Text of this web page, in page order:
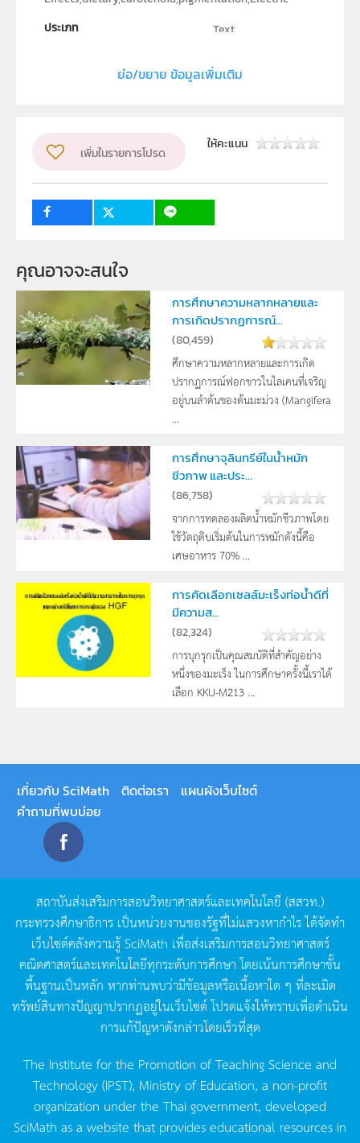
ประเภท
Text
Department of Biology, Faculty of science, Thuksin
Napawan Munyanon
ระดับชั้น
ม.4, ม.5, ม.6
กลุ่มเป้าหมาย
ย่อ/ขยาย ข้อมูลเพิ่มเติม
เพิ่มในรายการโปรด
ให้คะแนน
คุณอาจจะสนใจ
การศึกษาความหลากหลายและ
การเกิดปรากฏการณ์...
(80,459)
ศึกษาความหลากหลายและการเกิด
ปรากฏการณ์ฟอกขาวในไลเคนที่เจริญ
อยู่บนลำต้นของต้นมะม่วง (Mangifera
...
การศึกษาจุลินทรีย์ในน้ำหมัก
ชีวภาพ และประ...
(86,758)
จากการทดลองผลิตน้ำหมักชีวภาพโดย
ใช้วัตถุดิบเริ่มต้นในการหมักดังนี้คือ
เศษอาหาร 70% ...
การคัดเลือกเซลล์มะเร็งท่อน้ำดีที่
มีความส...
(82,324)
การบุกรุกเป็นคุณสมบัติที่สำคัญอย่าง
หนึ่งของมะเร็ง ในการศึกษาครั้งนี้เราได้
เลือก KKU-M213 ...
เกี่ยวกับ SciMath ติดต่อเรา
แผนผังเว็บไซต์
คำถามที่พบบ่อย
สถาบันส่งเสริมการสอนวิทยาศาสตร์และเทคโนโลยี (สสวท.)
กระทรวงศึกษาธิการ เป็นหน่วยงานของรัฐที่ไม่แสวงหากำไรได้จัดทำ
เว็บไซต์คลังความรู้SciMath เพื่อส่งเสริมการสอนวิทยาศาสตร์
คณิตศาสตร์และเทคโนโลยีทุกระดับการศึกษา โดยเน้นการศึกษาขั้น
พื้นฐานเป็นหลัก หากท่านพบว่ามีข้อมูลหรือเนื้อหาใด ๆ ที่ละเมิด
ทรัพย์สินทางปัญญาปรากฏอยู่ในเว็บไซต์โปรดแจ้งให้ทราบเพื่อดำเนิน
การแก้ปัญหาดังกล่าวโดยเร็วที่สุด
The Institute for the Promotion of Teaching Science and
Technology (IPST), Ministry of Education, a non-profit
organization under the Thai government, developed
SciMath as a website that provides educational resources in